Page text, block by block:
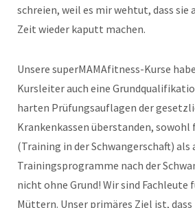
schreien, weil es mir wehtut, dass sie
Zeit wieder kaputt machen.
Unsere superMAMAfitness-Kurse
Kursleiter auch eine
harten Prüfungsauflagen der
Krankenkassen überstanden, sowohl
(Training in der Schwangerschaft) als
Trainingsprogramme nach der
nicht ohne Grund! Wir sind Fachleute
Müttern. Unser primäres Ziel ist, dass